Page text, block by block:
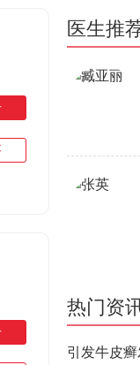
医生推
热门资
引发牛皮